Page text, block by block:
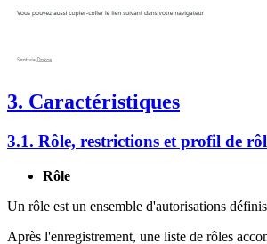
3. Caractéristiques
3.1. Rôle, restrictions et profil de
Rôle
Un rôle est un ensemble d'autorisations
Après l'enregistrement, une liste de rôles